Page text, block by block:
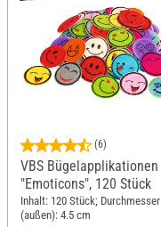
(6)
VBS Bügelapplikationen
"Emoticons", 120 Stück
Inhalt: 120 Stück; Durchmesser
(außen): 4.5 cm